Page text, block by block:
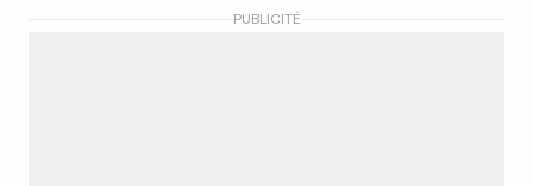
PUBLICITÉ